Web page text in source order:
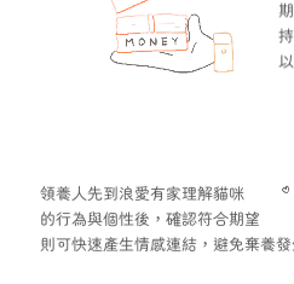
領養人先到浪愛有家理解貓咪
的行為與個性後，確認符合期望
則可快速產生情感連結，避免棄養發